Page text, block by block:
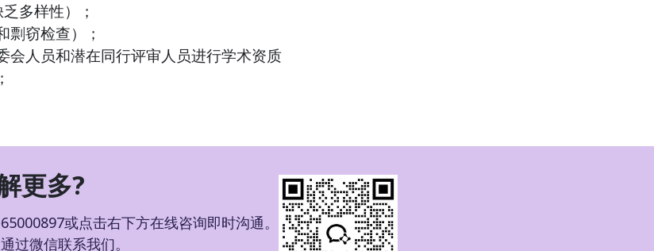
多样性）；
剽窃检查）；
会人员和潜在同行评审人员进行学术资质
更多?
或点击右下方在线咨询即时沟通。
过微信联系我们。